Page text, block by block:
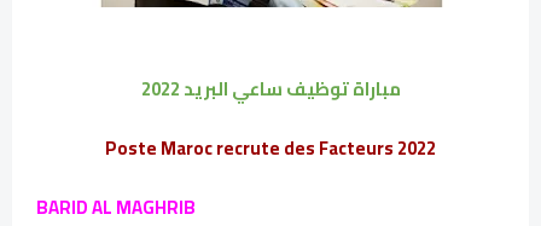
مباراة توظيف ساعي البريد 2022
Poste Maroc recrute des Facteurs 2022
BARID AL MAGHRIB